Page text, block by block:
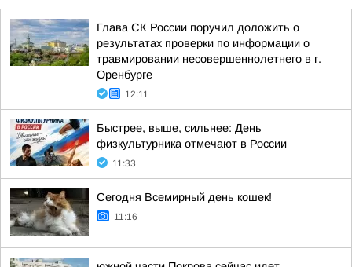
Глава СК России поручил доложить о
результатах проверки по информации о
травмировании несовершеннолетнего в г.
Оренбурге
12:11
Быстрее, выше, сильнее: День
физкультурника отмечают в России
11:33
Сегодня Всемирный день кошек!
11:16